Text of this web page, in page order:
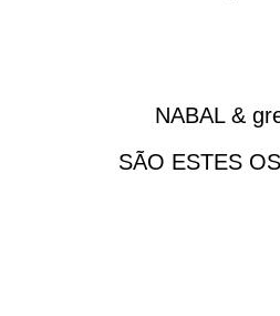
NABAL &
SÃO ESTES